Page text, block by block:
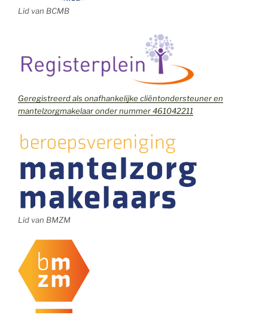
Lid van BCMB
Geregistreerd als onafhankelijke cliëntondersteuner en
mantelzorgmakelaar onder nummer 461042211
Lid van BMZM